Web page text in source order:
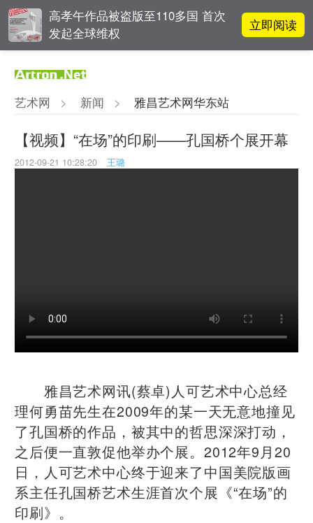
高孝午作品被盗版至110多国 首次
发起全球维权
立即阅读
影响力榜单
对话 | 在开放和自由中确立艺术价
值
阿拉里奥画廊上海转型：为何要成
立即阅读
艺术网 > 新闻 > 雅昌艺术网华东站
【视频】“在场”的印刷——孔国桥个展开幕
2012-09-21 10:28:20 王璐
雅昌艺术网讯(蔡卓)人可艺术中心总经
理何勇苗先生在2009年的某一天无意地撞见
了孔国桥的作品，被其中的哲思深深打动，
之后便一直敦促他举办个展。2012年9月20
日，人可艺术中心终于迎来了中国美院版画
系主任孔国桥艺术生涯首次个展《“在场”的
印刷》。